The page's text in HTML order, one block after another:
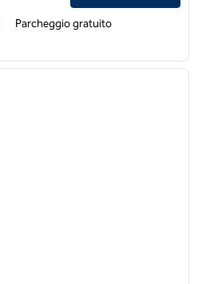
Parcheggio gratuito